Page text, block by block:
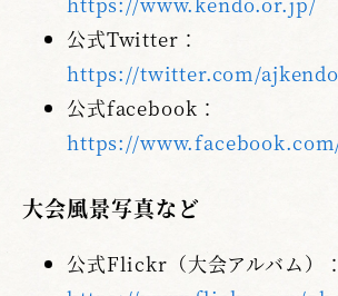
公式Twitter：
https://twitter.com/
公式facebook：
https://
大会風景写真など
公式Flickr（大会アルバム）：